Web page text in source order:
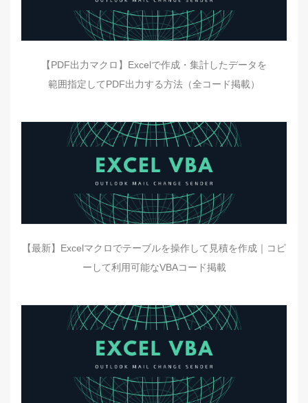
【PDF出力マクロ】Excelで作成・集計したデータを
範囲指定してPDF出力する方法（全コード掲載）
【最新】Excelマクロでテーブルを操作して見積を作成｜コピ
ーして利用可能なVBAコード掲載